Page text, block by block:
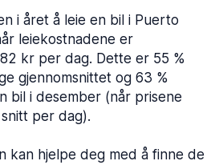
i året å leie en bil i Puerto
leiekostnadene er
kr per dag. Dette er 55 %
gjennomsnittet og 63 %
bil i desember (når prisene
per dag).
kan hjelpe deg med å finne de